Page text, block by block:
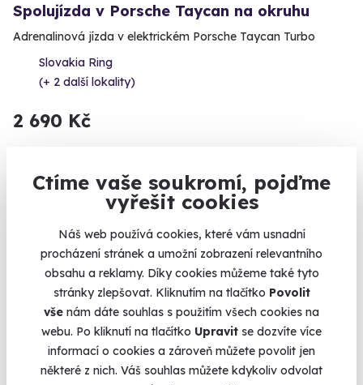
Ctíme vaše soukromí, pojďme
vyřešit cookies
Náš web používá cookies, které vám usnadní
procházení stránek a umožní zobrazení relevantního
obsahu a reklamy. Díky cookies můžeme také tyto
stránky zlepšovat. Kliknutím na tlačítko Povolit
vše nám dáte souhlas s použitím všech cookies na
webu. Po kliknutí na tlačítko Upravit se dozvíte více
informací o cookies a zároveň můžete povolit jen
některé z nich. Váš souhlas můžete kdykoliv odvolat
Spolujízda v Porsche Taycan na okruhu
Adrenalinová jízda v elektrickém Porsche Taycan Turbo
Slovakia Ring
(+ 2 další lokality)
2 690 Kč
Volný termín už 31. 08. 2026
Novinka
Spolujízda v Lamborghini Huracán Super